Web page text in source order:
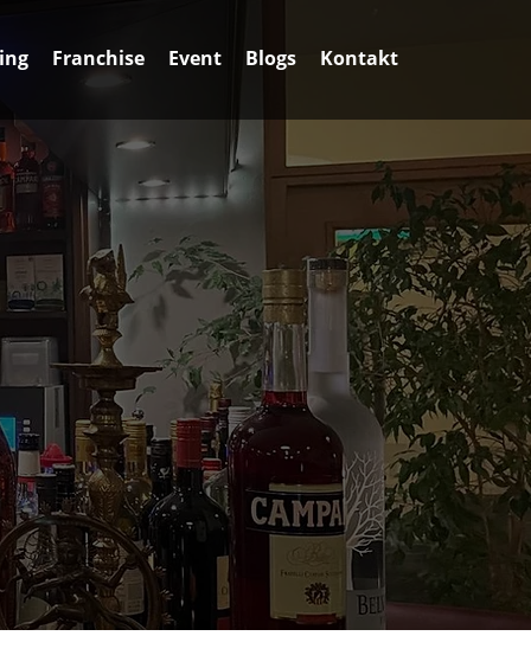
Franchise Event Blogs Kontakt
bis Südindien vereinen wir regionale
es ist ein Stück Heimat in der Ferne.